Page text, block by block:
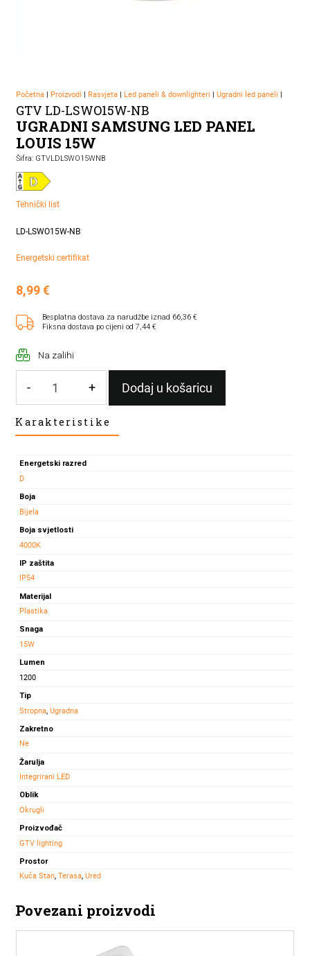
Početna| Proizvodi | Rasvjeta| Led paneli & downlighteri | Ugradni led paneli |
GTV LD-LSWO15W-NB
UGRADNI SAMSUNG LED PANEL
LOUIS 15W
Šifra: GTVLDLSWO15WNB
Tehnički list
LD-LSWO15W-NB
Energetski certifikat
8,99€
Besplatna dostava za narudžbe iznad 66,36 €
Fiksna dostava po cijeni od 7,44 €
Na zalihi
-
SAMSUNG
15W
količina
+ Dodaj u košaricu
Karakteristike
Energetski razred
D
Boja
Bijela
Boja svjetlosti
4000K
IP zaštita
IP54
Materijal
Plastika
Snaga
15W
Lumen
1200
Tip
Stropna, Ugradna
Zakretno
Ne
Žarulja
Integrirani LED
Oblik
Okrugli
Proizvođač
GTV lighting
Prostor
Kuća Stan, Terasa, Ured
Povezani proizvodi